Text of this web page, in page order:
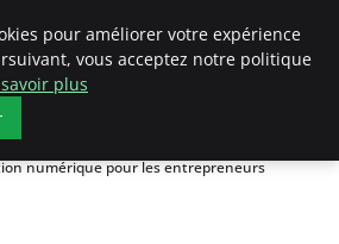
numérique pour les entrepreneurs
pour améliorer votre expérience
vous acceptez notre politique
plus